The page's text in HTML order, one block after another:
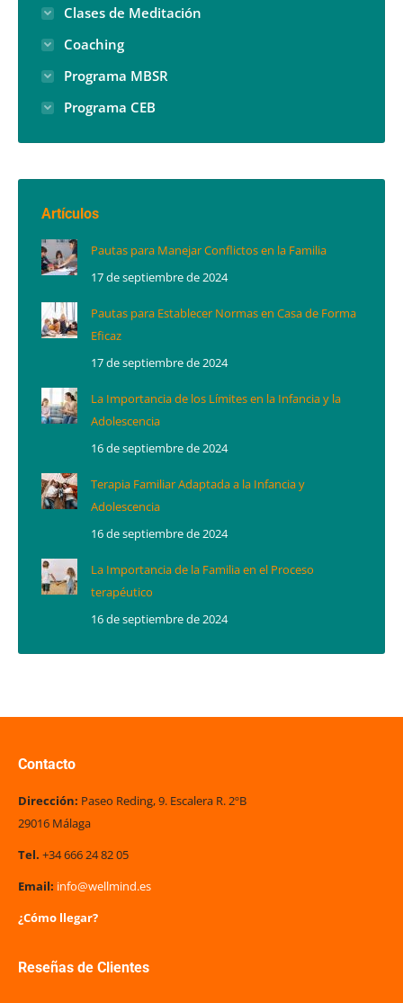
Clases de Meditación
Coaching
Programa MBSR
Programa CEB
Artículos
Pautas para Manejar Conflictos en la Familia
17 de septiembre de 2024
Pautas para Establecer Normas en Casa de Forma
Eficaz
17 de septiembre de 2024
La Importancia de los Límites en la Infancia y la
Adolescencia
16 de septiembre de 2024
Terapia Familiar Adaptada a la Infancia y
Adolescencia
16 de septiembre de 2024
La Importancia de la Familia en el Proceso
terapéutico
16 de septiembre de 2024
Contacto
Dirección: Paseo Reding, 9. Escalera R. 2ºB
29016 Málaga
Tel. +34 666 24 82 05
Email: info@wellmind.es
¿Cómo llegar?
Reseñas de Clientes